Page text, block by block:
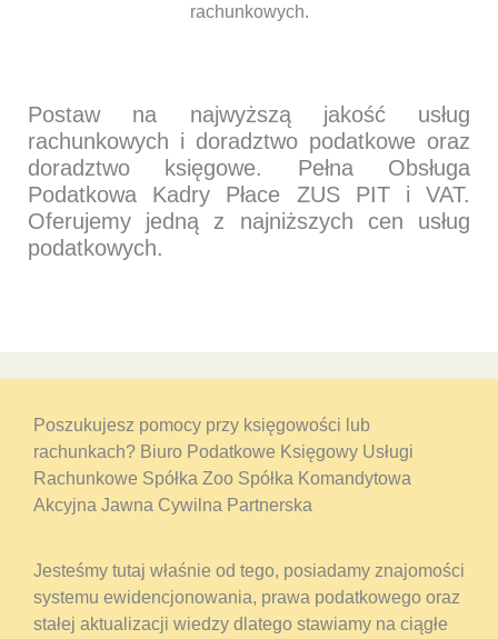
rachunkowych.
Postaw na najwyższą jakość usług
rachunkowych i doradztwo podatkowe oraz
doradztwo księgowe. Pełna Obsługa
Podatkowa Kadry Płace ZUS PIT i VAT.
Oferujemy jedną z najniższych cen usług
podatkowych.
Poszukujesz pomocy przy księgowości lub
rachunkach? Biuro Podatkowe Księgowy Usługi
Rachunkowe Spółka Zoo Spółka Komandytowa
Akcyjna Jawna Cywilna Partnerska
Jesteśmy tutaj właśnie od tego, posiadamy znajomości
systemu ewidencjonowania, prawa podatkowego oraz
stałej aktualizacji wiedzy dlatego stawiamy na ciągłe